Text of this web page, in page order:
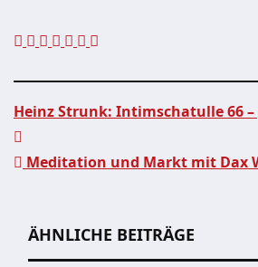
Heinz Strunk: Intimschatulle 66 –
Meditation und Markt mit Dax
ÄHNLICHE BEITRÄGE